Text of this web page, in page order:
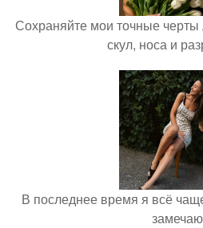
Сохраняйте мои точные
скул, носа и
В последнее время я всё